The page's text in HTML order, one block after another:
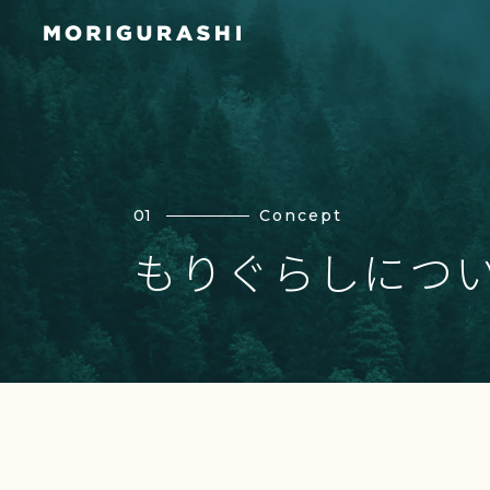
01 Concept
もりぐらしにつ